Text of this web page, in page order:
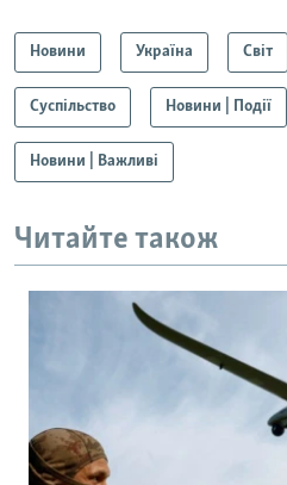
Новини Україна Світ
Суспільство Новини | Події
Новини | Важливі
Читайте також